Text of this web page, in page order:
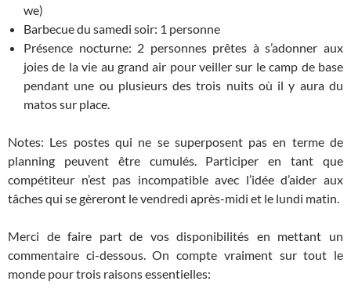
we)
Barbecue du samedi soir: 1 personne
Présence nocturne: 2 personnes prêtes à s’adonner aux
joies de la vie au grand air pour veiller sur le camp de base
pendant une ou plusieurs des trois nuits où il y aura du
matos sur place.
Notes: Les postes qui ne se superposent pas en terme de
planning peuvent être cumulés. Participer en tant que
compétiteur n’est pas incompatible avec l’idée d’aider aux
tâches qui se gèreront le vendredi après-midi et le lundi matin.
Merci de faire part de vos disponibilités en mettant un
commentaire ci-dessous. On compte vraiment sur tout le
monde pour trois raisons essentielles: